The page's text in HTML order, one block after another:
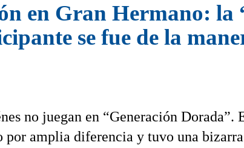
en Gran Hermano: la
se fue de la
no juegan en “Generación Dorada”.
amplia diferencia y tuvo una bizarra